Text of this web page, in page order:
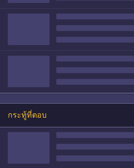
กระทู้ที่ตอบ